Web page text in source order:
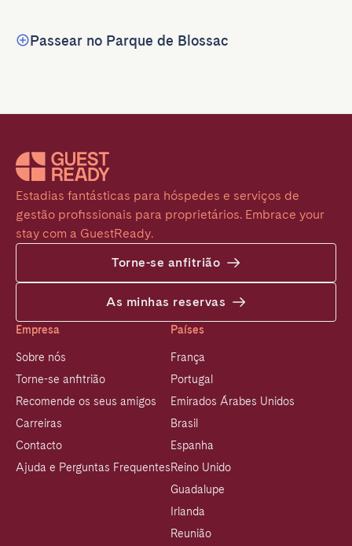
Passear no Parque de Blossac
Estadias fantásticas para hóspedes e serviços de
gestão profissionais para proprietários. Embrace your
stay com a GuestReady.
Torne-se anfitrião
As minhas reservas
Empresa
Sobre nós
Torne-se anfitrião
Recomende os seus amigos
Carreiras
Contacto
Ajuda e Perguntas Frequentes
Países
França
Portugal
Emirados Árabes Unidos
Brasil
Espanha
Reino Unido
Guadalupe
Irlanda
Reunião